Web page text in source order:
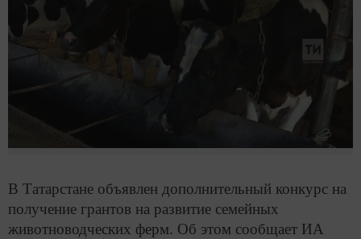
В Татарстане объявлен дополнительный конкурс на
получение грантов на развитие семейных
животноводческих ферм. Об этом сообщает ИА